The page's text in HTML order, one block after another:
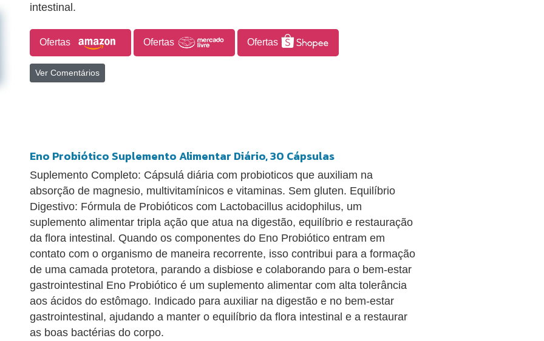
intestinal.
Ofertas Ofertas Ofertas
Ver Comentários
Eno Probiótico Suplemento Alimentar Diário, 30 Cápsulas
Suplemento Completo: Cápsulá diária com probioticos que auxiliam na
absorção de magnesio, multivitamínicos e vitaminas. Sem gluten. Equilíbrio
Digestivo: Fórmula de Probióticos com Lactobacillus acidophilus, um
suplemento alimentar tripla ação que atua na digestão, equilíbrio e restauração
da flora intestinal. Quando os componentes do Eno Probiótico entram em
contato com o organismo de maneira recorrente, isso contribui para a formação
de uma camada protetora, parando a disbiose e colaborando para o bem-estar
gastrointestinal Eno Probiótico é um suplemento alimentar com alta tolerância
aos ácidos do estômago. Indicado para auxiliar na digestão e no bem-estar
gastrointestinal, ajudando a manter o equilíbrio da flora intestinal e a restaurar
as boas bactérias do corpo.